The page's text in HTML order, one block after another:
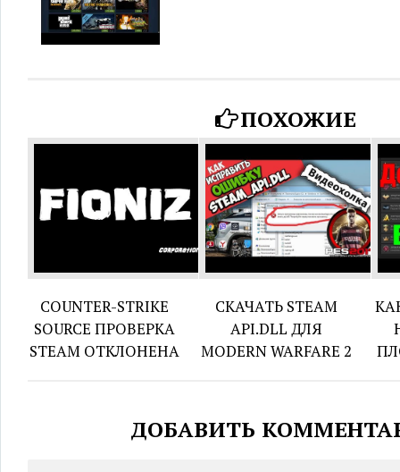
ПОХОЖИЕ
COUNTER-STRIKE
SOURCE ПРОВЕРКА
STEAM ОТКЛОНЕНА
СКАЧАТЬ STEAM
API.DLL ДЛЯ
MODERN WARFARE 2
ДОБАВИТЬ